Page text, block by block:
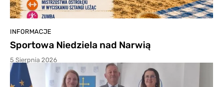
INFORMACJE
Sportowa Niedziela nad Narwią
5 Sierpnia 2026